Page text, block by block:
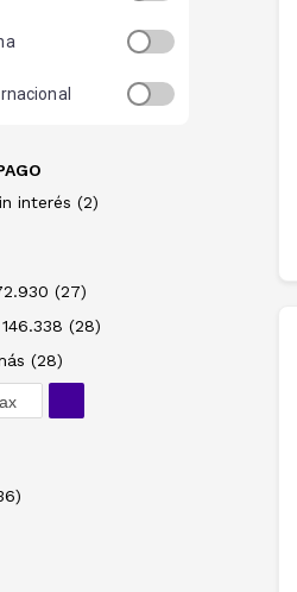
interés (2)
(27)
(28)
(28)